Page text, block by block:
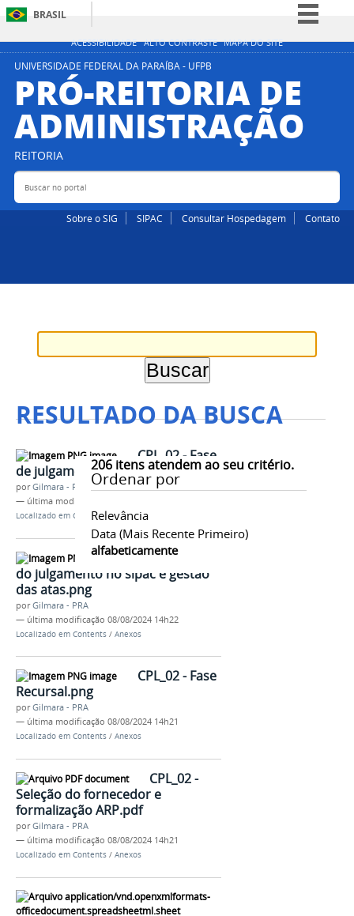
ACESSIBILIDADE ALTO CONTRASTE MAPA DO SITE
BRASIL
Simplifique!
Participe
Acesso à informação
Legislação
UNIVERSIDADE FEDERAL DA PARAÍBA - UFPB
PRÓ-REITORIA DE
ADMINISTRAÇÃO
REITORIA
Buscar no portal
Sobre o SIG SIPAC Consultar Hospedagem Contato
RESULTADO DA BUSCA
206itens atendem ao seu critério.
Ordenar por
Relevância
Data (mais Recente Primeiro)
alfabeticamente
CPL_02 - Fase
de julgamento.png
porGilmara - PRA
— última modificação
Localizado em Contents /Anexos
CPL_02 - Fase
do julgamento no sipac e gestão
das atas.png
porGilmara - PRA
— última modificação 08/08/2024 14h22
Localizado em Contents / Anexos
CPL_02 - Fase
Recursal.png
porGilmara - PRA
— última modificação 08/08/2024 14h21
Localizado em Contents / Anexos
CPL_02 -
Seleção do fornecedor e
formalização ARP.pdf
porGilmara - PRA
— última modificação 08/08/2024 14h21
Localizado em Contents / Anexos